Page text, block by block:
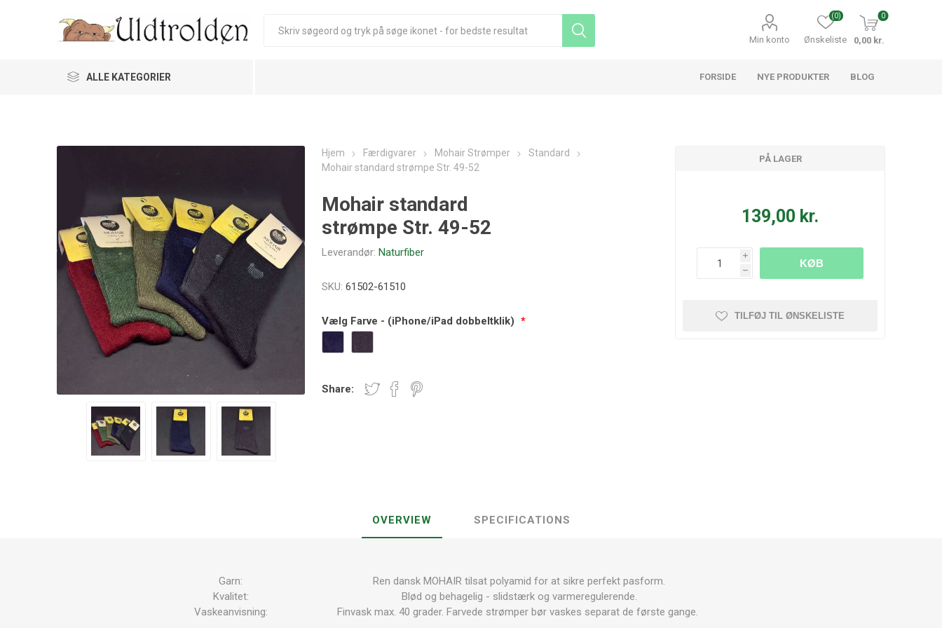
Min konto Ønskeliste
(0) 0
0,00 kr.
ALLE KATEGORIER FORSIDE NYE PRODUKTER BLOG
Hjem Færdigvarer Mohair Strømper
Standard
Mohair standard strømpe Str. 49-52
Mohair standard
strømpe Str. 49-52
Leverandør: Naturfiber
SKU: 61502-61510
Vælg Farve - (iPhone/iPad dobbeltklik) *
Share:
PÅ LAGER
139,00 kr.
i
h
KØB
TILFØJ TIL ØNSKELISTE
OVERVIEW SPECIFICATIONS
Garn:
Ren dansk MOHAIR tilsat polyamid for at sikre perfekt pasform.
Kvalitet:
Blød og behagelig - slidstærk og varmeregulerende.
Vaskeanvisning:
Finvask max. 40 grader. Farvede strømper bør vaskes separat de første gange.